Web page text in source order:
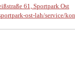
61, Sportpark Ost
ost-lah/service/